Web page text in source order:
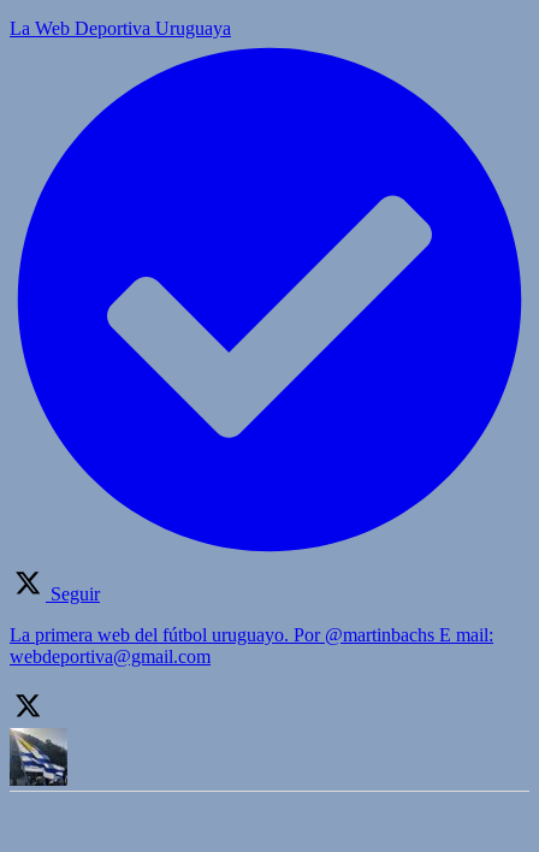
La Web Deportiva Uruguaya
Seguir
La primera web del fútbol uruguayo. Por @martinbachs E mail:
webdeportiva@gmail.com